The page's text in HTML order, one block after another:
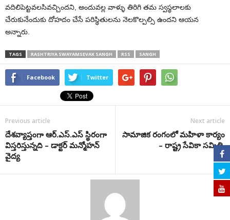
వదిలిపెట్టవలసివచ్చిందని, అందువల్ల వాళ్ళు తిరిగి తమ స్వస్థలాలకు
చేరుకునేందుకు దోహదం చేసే పరిస్థితులను నెలకొల్పల్సి ఉందని ఆయన
అన్నారు.
TAGS RASHTRIYA SWAYAMSEVAK SANGH RSS SANGH
Facebook Twitter
Previous article
దేశవ్యాప్తంగా ఆర్‌.ఎస్‌.ఎస్ స్థిరంగా
విస్తరిస్తున్నది – డాక్టర్ మన్మోహన్
వైద్య
Next article
సామాజిక రంగంలో మహిళా కార్యం
– రాష్ట్ర సేవికా సమితి